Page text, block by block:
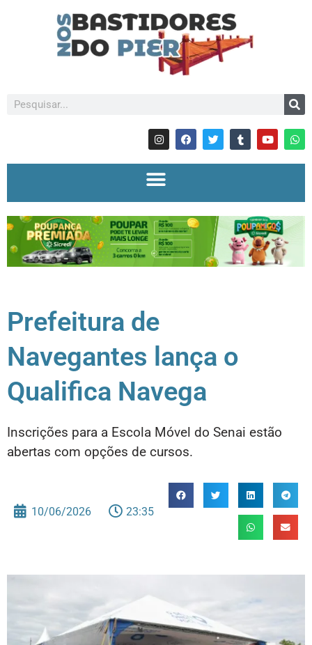
Prefeitura de
Navegantes lança o
Qualifica Navega
Inscrições para a Escola Móvel do Senai estão
abertas com opções de cursos.
10/06/2026 23:35